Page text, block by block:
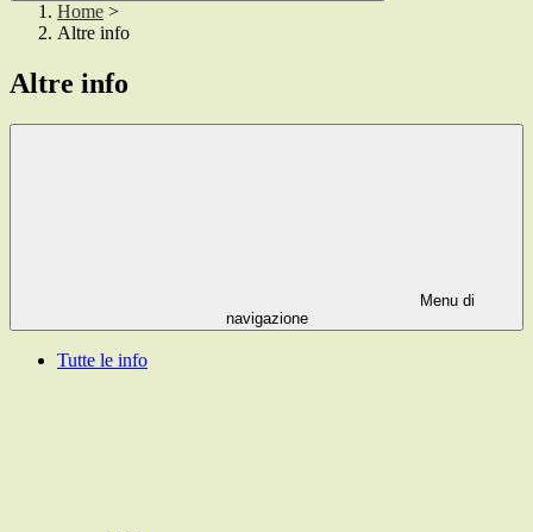
Home >
Altre info
Altre info
Menu di
navigazione
Tutte le info